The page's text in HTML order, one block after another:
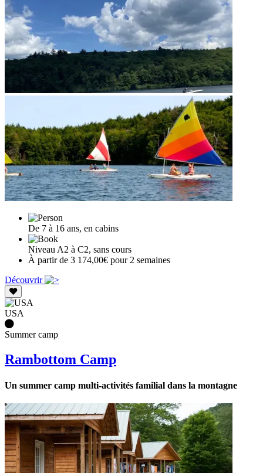
De 7 à 16 ans, en cabins
Niveau A2 à C2, sans cours
À partir de 3 174,00€ pour 2 semaines
Découvrir
USA
Summer camp
Rambottom Camp
Un summer camp multi-activités familial dans la montagne